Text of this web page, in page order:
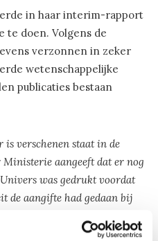
in haar interim-rapport
doen. Volgens de
verzonnen in zeker
wetenschappelijke
publicaties bestaan
is verschenen staat in de
aangeeft dat er nog
was gedrukt voordat
de aangifte had gedaan bij